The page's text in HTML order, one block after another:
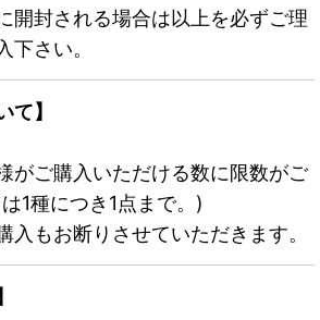
開封される場合は以上を必ずご理
下さい。
て】
がご購入いただける数に限数がご
1種につき1点まで。)
入もお断りさせていただきます。